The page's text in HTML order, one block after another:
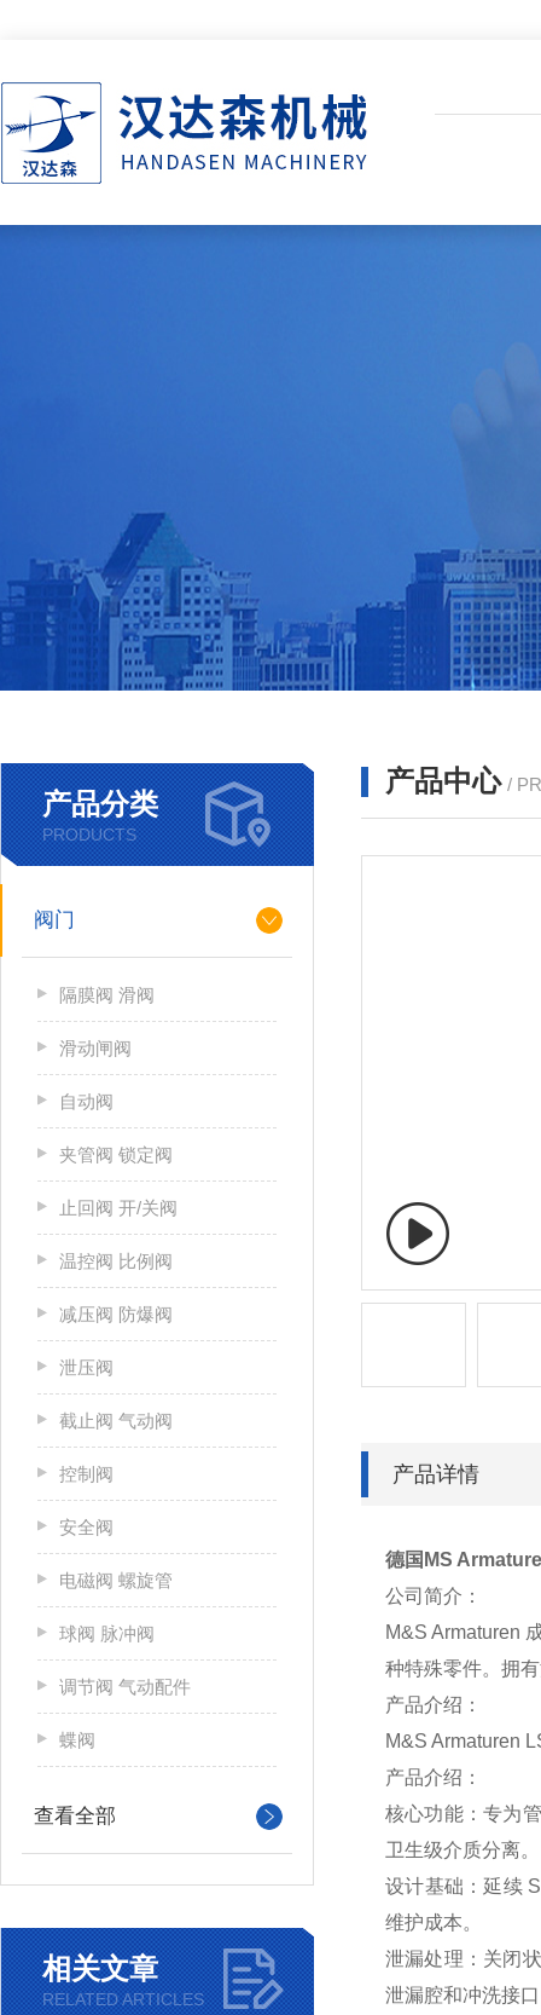
产品分类
PRODUCTS
阀门
隔膜阀 滑阀
滑动闸阀
自动阀
夹管阀 锁定阀
止回阀 开/关阀
温控阀 比例阀
减压阀 防爆阀
泄压阀
截止阀 气动阀
控制阀
安全阀
电磁阀 螺旋管
球阀 脉冲阀
调节阀 气动配件
蝶阀
查看全部
相关文章
RELATED ARTICLES
产品中心 /
产品详情
德国MS
公司简介：
M&S Armaturen
种特殊零件。拥
产品介绍：
M&S Armaturen
产品介绍：
核心功能：专为
卫生级介质分离。
设计基础：延续
维护成本。
泄漏处理：关闭
泄漏腔和冲洗接